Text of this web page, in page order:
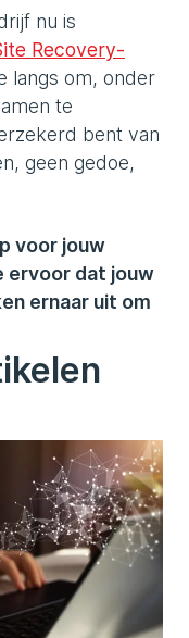
nu is
Recovery-
langs om, onder
te
bent van
geen gedoe,
voor jouw
ervoor dat jouw
ernaar uit om